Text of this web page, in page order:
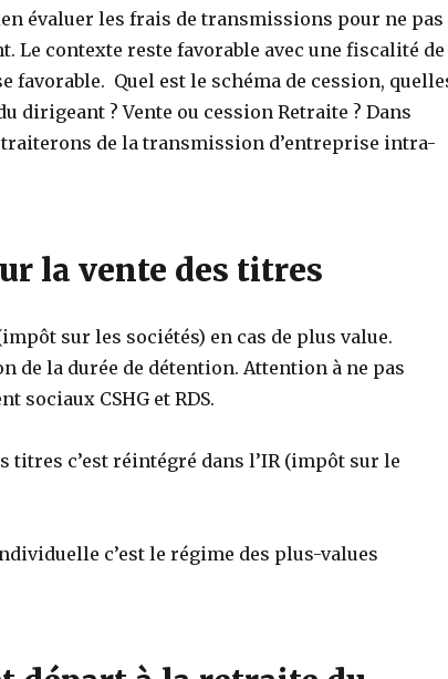
évaluer les frais de transmissions pour ne pas
Le contexte reste favorable avec une fiscalité de
favorable. Quel est le schéma de cession,
dirigeant ? Vente ou cession Retraite ? Dans
de la transmission d’entreprise intra-
la vente des titres
sur les sociétés) en cas de plus value.
de la durée de détention. Attention à ne pas
sociaux CSHG et RDS.
titres c’est réintégré dans l’IR (impôt sur le
c’est le régime des plus-values